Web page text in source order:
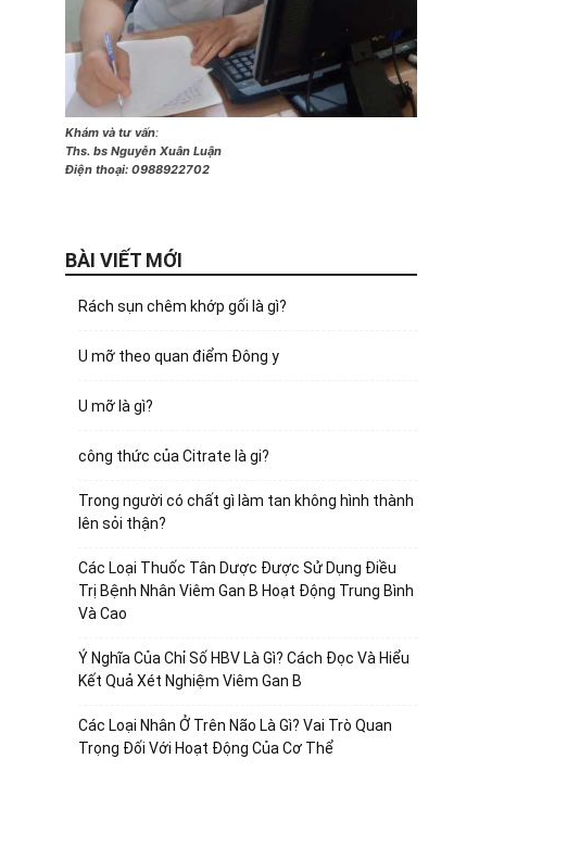
Khám và tư vấn:
Ths. bs Nguyễn Xuân Luận
Điện thoại: 0988922702
BÀI VIẾT MỚI
Rách sụn chêm khớp gối là gì?
U mỡ theo quan điểm Đông y
U mỡ là gì?
công thức của Citrate là gi?
Trong người có chất gì làm tan không hình thành
lên sỏi thận?
Các Loại Thuốc Tân Dược Được Sử Dụng Điều
Trị Bệnh Nhân Viêm Gan B Hoạt Động Trung Bình
Và Cao
Ý Nghĩa Của Chỉ Số HBV Là Gì? Cách Đọc Và Hiểu
Kết Quả Xét Nghiệm Viêm Gan B
Các Loại Nhân Ở Trên Não Là Gì? Vai Trò Quan
Trọng Đối Với Hoạt Động Của Cơ Thể